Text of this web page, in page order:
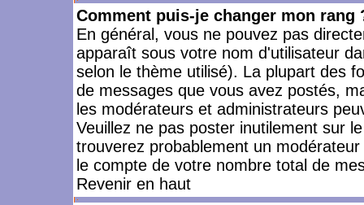
Comment puis-je changer mon rang
En général, vous ne pouvez pas
apparaît sous votre nom d'utilisateur
selon le thème utilisé). La plupart des
de messages que vous avez postés,
les modérateurs et administrateurs
Veuillez ne pas poster inutilement sur
trouverez probablement un
le compte de votre nombre total de
Revenir en haut